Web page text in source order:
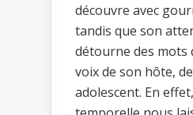
découvre avec
tandis que son
détourne des mots
voix de son hôte,
adolescent. En